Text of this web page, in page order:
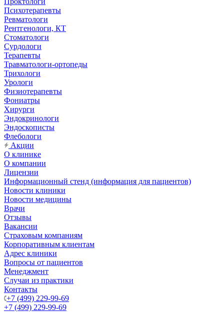
Психотерапевты
Ревматологи
Рентгенологи, КТ
Стоматологи
Сурдологи
Терапевты
Травматологи-ортопеды
Трихологи
Урологи
Физиотерапевты
Фониатры
Хирурги
Эндокринологи
Эндоскописты
Флебологи
Акции
О клинике
О компании
Лицензии
Информационный стенд (информация для пациентов)
Новости клиники
Новости медицины
Врачи
Отзывы
Вакансии
Страховым компаниям
Корпоративным клиентам
Адрес клиники
Вопросы от пациентов
Менеджмент
Случаи из практики
Контакты
+7 (499) 229-99-69
+7 (499) 229-99-69